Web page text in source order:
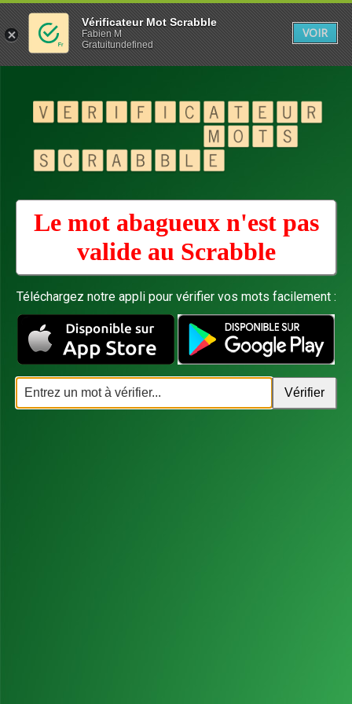
Le mot abagueux n'est pas
valide au Scrabble
Téléchargez notre appli pour vérifier vos mots facilement :
Vérificateur Mot Scrabble
Fabien M
Gratuitundefined
VOIR